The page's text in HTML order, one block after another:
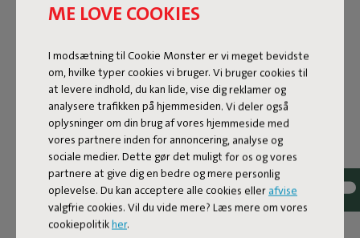
ME LOVE COOKIES
I modsætning til Cookie Monster er vi meget bevidste
om, hvilke typer cookies vi bruger. Vi bruger cookies til
at levere indhold, du kan lide, vise dig reklamer og
analysere trafikken på hjemmesiden. Vi deler også
oplysninger om din brug af vores hjemmeside med
vores partnere inden for annoncering, analyse og
sociale medier. Dette gør det muligt for os og vores
partnere at give dig en bedre og mere personlig
oplevelse. Du kan acceptere alle cookies eller afvise
valgfrie cookies. Vil du vide mere? Læs mere om vores
cookiepolitikher.
Bouclé stof
Sumo Sofa Bouclé er lavet af genanvendt polyester med
en luksuriøs bouclé-struktur. Stoffet er superstærkt,
slidstærkt og vævet med garner i forskellige nuancer,
som giver en smuk farvemelering. Blødt og behageligt at
synke ned i, men samtidig fast nok til at give en god
siddekomfort. For ekstra komfort kan du kombinere den
med en Puff Pillow Bouclé.